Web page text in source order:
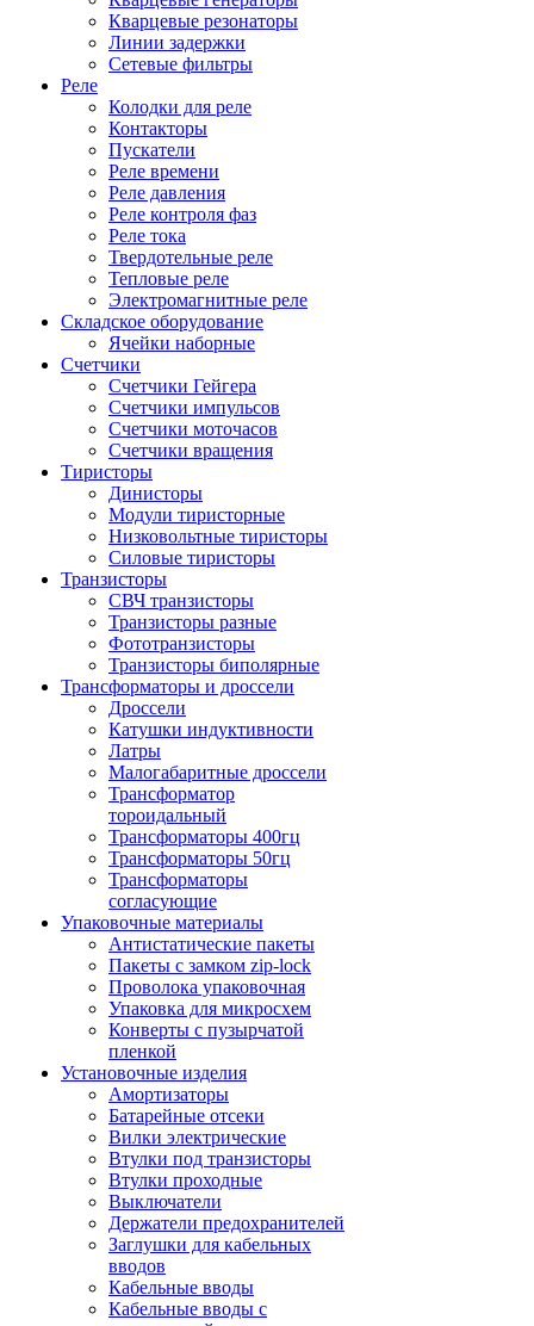
Кварцевые резонаторы
Линии задержки
Сетевые фильтры
Реле
Колодки для реле
Контакторы
Пускатели
Реле времени
Реле давления
Реле контроля фаз
Реле тока
Твердотельные реле
Тепловые реле
Электромагнитные реле
Складское оборудование
Ячейки наборные
Счетчики
Счетчики Гейгера
Счетчики импульсов
Счетчики моточасов
Счетчики вращения
Тиристоры
Динисторы
Модули тиристорные
Низковольтные тиристоры
Силовые тиристоры
Транзисторы
СВЧ транзисторы
Транзисторы разные
Фототранзисторы
Транзисторы биполярные
Трансформаторы и дроссели
Дроссели
Катушки индуктивности
Латры
Малогабаритные дроссели
Трансформатор
тороидальный
Трансформаторы 400гц
Трансформаторы 50гц
Трансформаторы
согласующие
Упаковочные материалы
Антистатические пакеты
Пакеты с замком zip-lock
Проволока упаковочная
Упаковка для микросхем
Конверты с пузырчатой
пленкой
Установочные изделия
Амортизаторы
Батарейные отсеки
Вилки электрические
Втулки под транзисторы
Втулки проходные
Выключатели
Держатели предохранителей
Заглушки для кабельных
вводов
Кабельные вводы
Кабельные вводы с